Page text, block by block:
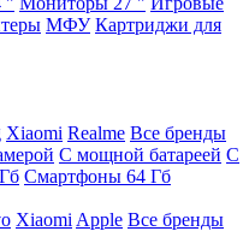
МФУ Картриджи для
Xiaomi Realme Все бренды
С мощной батареей С
Смартфоны 64 Гб
Xiaomi Apple Все бренды